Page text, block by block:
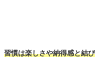
習慣は楽しさや納得感と結